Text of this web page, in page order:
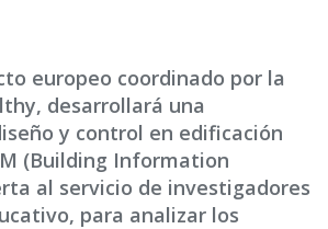
europeo coordinado por la
desarrollará una
y control en edificación
(Building Information
al servicio de investigadores
para analizar los